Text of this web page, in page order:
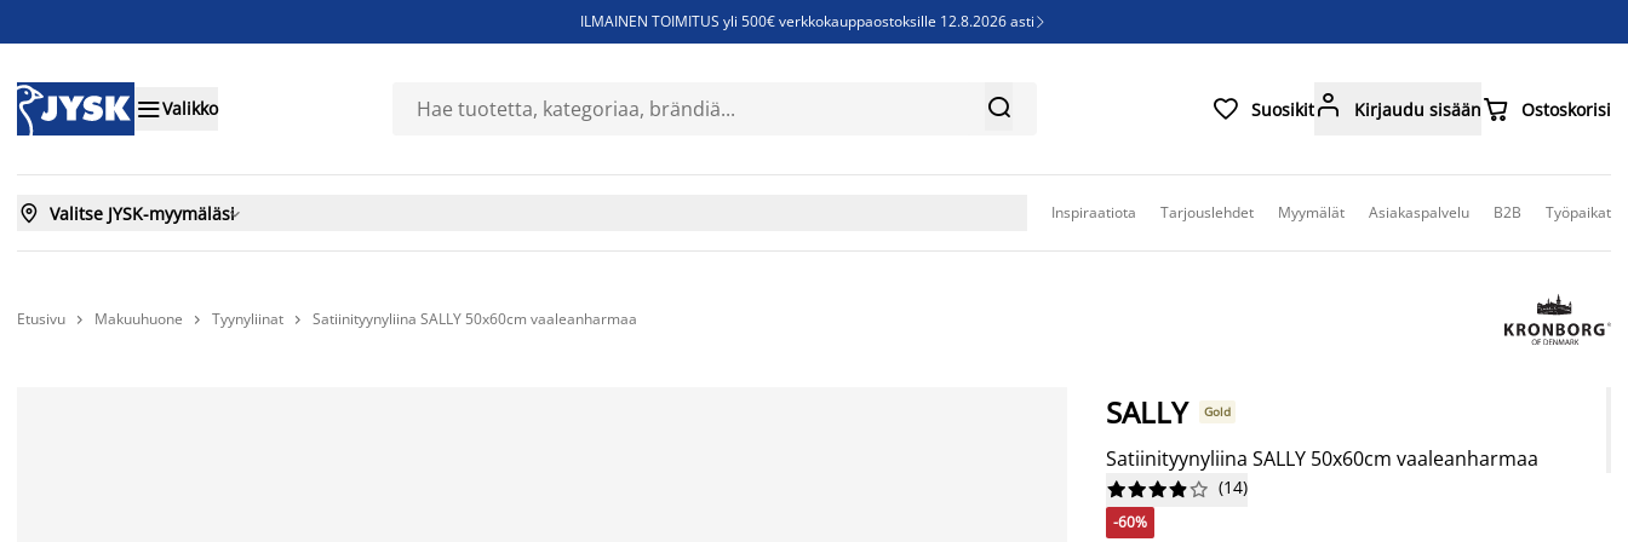
ILMAINEN TOIMITUS yli 500€ verkkokauppaostoksille 12.8.2026 asti 
Sijauspatjoja - Säästä jopa 60%
Valikko   Suosikit Kirjaudu sisään Ostoskorisi
 Valitse JYSK-myymäläsi Inspiraatiota Tarjouslehdet Myymälät Asiakaspalvelu B2B Työpaikat
Etusivu  Makuuhuone  Tyynyliinat  Satiinityynyliina SALLY 50x60cm vaaleanharmaa
SALLY Gold
Satiinityynyliina SALLY 50x60cm vaaleanharmaa





 (14)
-60%